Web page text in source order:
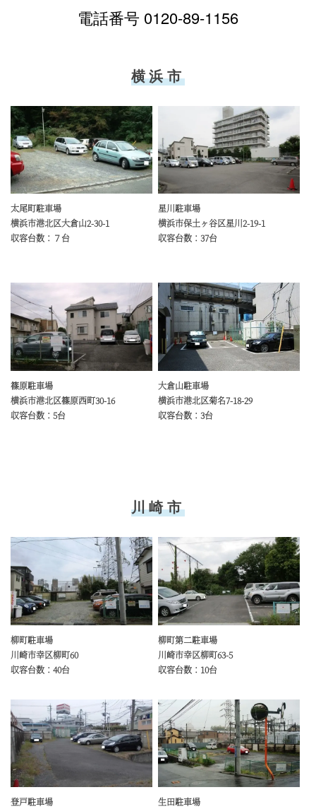
電話番号 0120-89-1156
横浜市
太尾町駐車場
横浜市港北区大倉山2-30-1
収容台数：７台
星川駐車場
横浜市保土ヶ谷区星川2-19-1
収容台数：37台
篠原駐車場
横浜市港北区篠原西町30-16
収容台数：5台
大倉山駐車場
横浜市港北区菊名7-18-29
収容台数：3台
川崎市
柳町駐車場
川崎市幸区柳町60
収容台数：40台
柳町第二駐車場
川崎市幸区柳町63-5
収容台数：10台
登戸駐車場
生田駐車場